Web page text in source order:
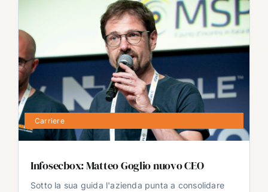
Carriere
Infosecbox: Matteo Goglio nuovo CEO
Sotto la sua guida l'azienda punta a consolidare